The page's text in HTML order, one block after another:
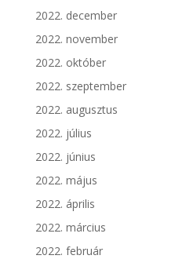
2022. december
2022. november
2022. október
2022. szeptember
2022. augusztus
2022. július
2022. június
2022. május
2022. április
2022. március
2022. február